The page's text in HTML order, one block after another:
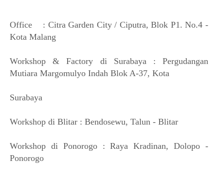
Office : Citra Garden City / Ciputra, Blok P1. No.4 -
Kota Malang
Workshop & Factory di Surabaya : Pergudangan
Mutiara Margomulyo Indah Blok A-37, Kota
Surabaya
Workshop di Blitar : Bendosewu, Talun - Blitar
Workshop di Ponorogo : Raya Kradinan, Dolopo -
Ponorogo